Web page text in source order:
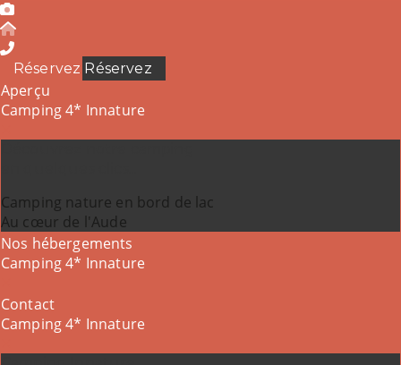
Réservez Réservez
Aperçu
Camping 4* Innature
Camping nature en bord de lac
Au cœur de l'Aude
Nos hébergements
Camping 4* Innature
Contact
Camping 4* Innature